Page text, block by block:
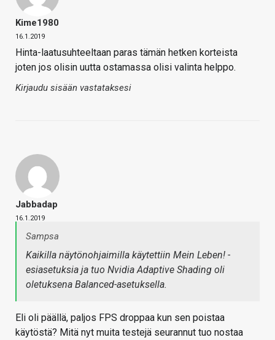
Kime1980
16.1.2019
Hinta-laatusuhteeltaan paras tämän hetken korteista
joten jos olisin uutta ostamassa olisi valinta helppo.
Kirjaudu sisään vastataksesi
Jabbadap
16.1.2019
Sampsa
Kaikilla näytönohjaimilla käytettiin Mein Leben! -
esiasetuksia ja tuo Nvidia Adaptive Shading oli
oletuksena Balanced-asetuksella.
Eli oli päällä, paljos FPS droppaa kun sen poistaa
käytöstä? Mitä nyt muita testejä seurannut tuo nostaa